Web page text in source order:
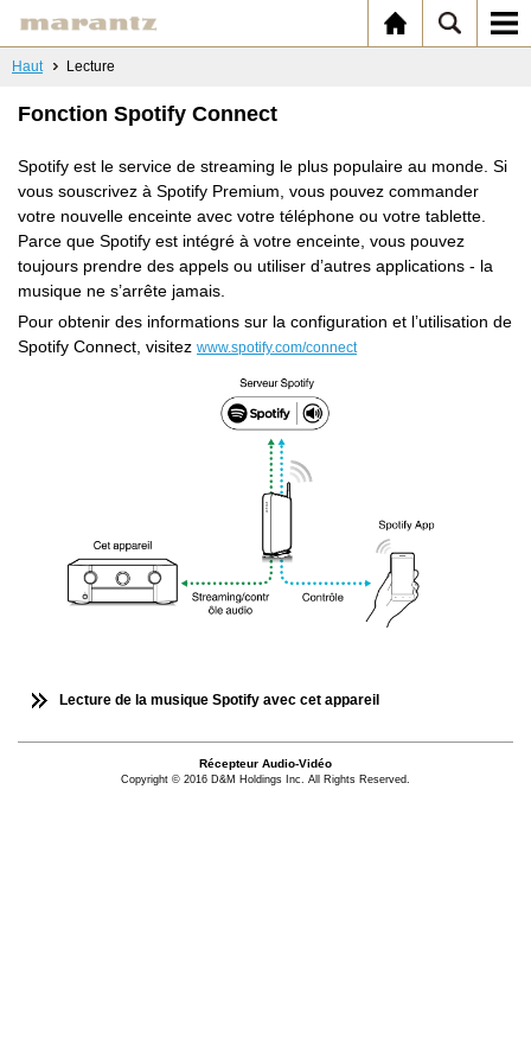
Haut Lecture
Fonction Spotify Connect
Spotify est le service de streaming le plus populaire au monde. Si
vous souscrivez à Spotify Premium, vous pouvez commander
votre nouvelle enceinte avec votre téléphone ou votre tablette.
Parce que Spotify est intégré à votre enceinte, vous pouvez
toujours prendre des appels ou utiliser d’autres applications - la
musique ne s’arrête jamais.
Pour obtenir des informations sur la configuration et l’utilisation de
Spotify Connect, visitez www.spotify.com/connect
Lecture de la musique Spotify avec cet appareil
Récepteur Audio-Vidéo
Copyright © 2016 D&M Holdings Inc. All Rights Reserved.